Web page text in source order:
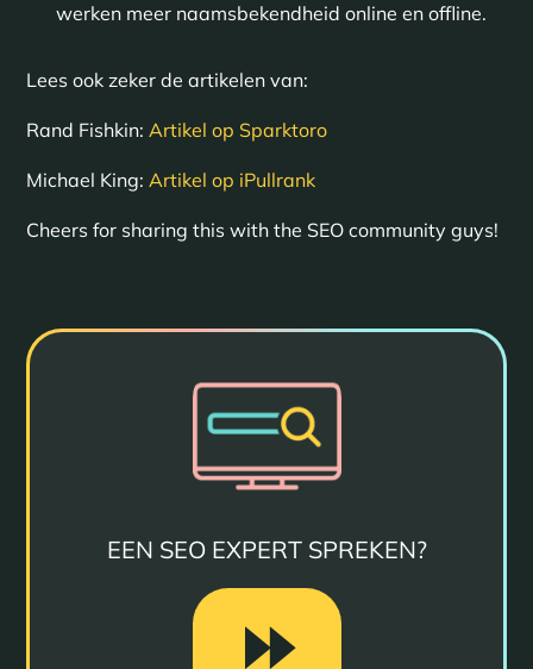
werken meer naamsbekendheid online en offline.
Lees ook zeker de artikelen van:
Rand Fishkin: Artikel op Sparktoro
Michael King: Artikel op iPullrank
Cheers for sharing this with the SEO community guys!
EEN SEO EXPERT SPREKEN?